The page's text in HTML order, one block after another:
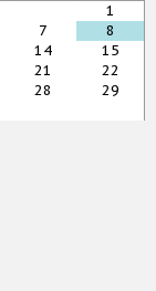
1
7
8
14
15
21
22
28
29